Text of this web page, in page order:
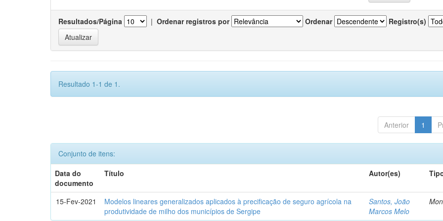
Resultados/Página | Ordenar registros por Ordenar Registro(s)
Resultado 1-1 de 1.
Anterior 1
Conjunto de itens:
Data do
documento
Título Autor(es)
15-Fev-2021
Modelos lineares generalizados aplicados à precificação de seguro agrícola na
produtividade de milho dos municípios de Sergipe
Santos, João
Marcos Melo